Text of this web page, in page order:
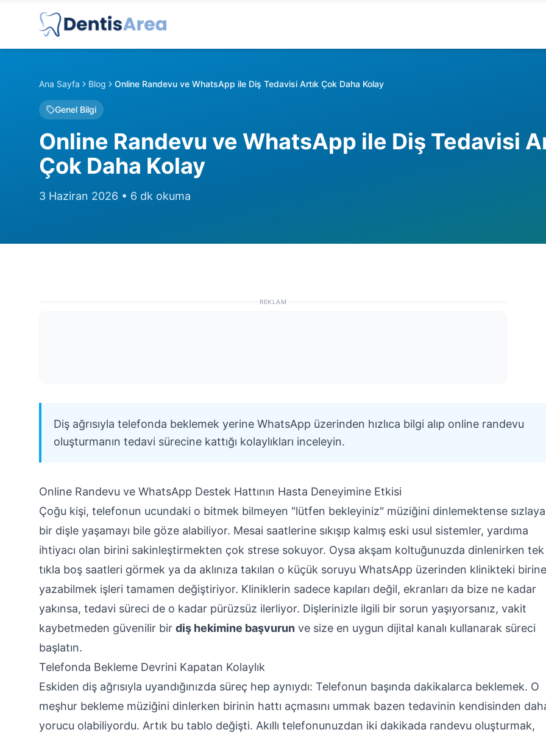
Ana Sayfa Blog Online Randevu ve WhatsApp ile Diş Tedavisi Artık Çok Daha Kolay
Genel Bilgi
Online Randevu ve WhatsApp ile Diş Tedavisi
Çok Daha Kolay
3 Haziran 2026 • 6 dk okuma
REKLAM
Diş ağrısıyla telefonda beklemek yerine WhatsApp üzerinden hızlıca bilgi alıp online randevu
oluşturmanın tedavi sürecine kattığı kolaylıkları inceleyin.
Online Randevu ve WhatsApp Destek Hattının Hasta Deneyimine Etkisi
Çoğu kişi, telefonun ucundaki o bitmek bilmeyen "lütfen bekleyiniz" müziğini dinlemektense
bir dişle yaşamayı bile göze alabiliyor. Mesai saatlerine sıkışıp kalmış eski usul sistemler, yardıma
ihtiyacı olan birini sakinleştirmekten çok strese sokuyor. Oysa akşam koltuğunuzda dinlenirken tek
tıkla boş saatleri görmek ya da aklınıza takılan o küçük soruyu WhatsApp üzerinden klinikteki birine
yazabilmek işleri tamamen değiştiriyor. Kliniklerin sadece kapıları değil, ekranları da bize ne kadar
yakınsa, tedavi süreci de o kadar pürüzsüz ilerliyor. Dişlerinizle ilgili bir sorun yaşıyorsanız, vakit
kaybetmeden güvenilir bir diş hekimine başvurun ve size en uygun dijital kanalı kullanarak süreci
başlatın.
Telefonda Bekleme Devrini Kapatan Kolaylık
Eskiden diş ağrısıyla uyandığınızda süreç hep aynıydı: Telefonun başında dakikalarca beklemek. O
meşhur bekleme müziğini dinlerken birinin hattı açmasını ummak bazen tedavinin kendisinden
yorucu olabiliyordu. Artık bu tablo değişti. Akıllı telefonunuzdan iki dakikada randevu oluşturmak,